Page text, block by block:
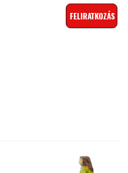
FELIRATKOZÁS